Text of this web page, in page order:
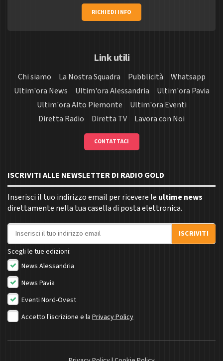
RICHIEDI INFO
Link utili
Chi siamo La Nostra Squadra Pubblicità
Whatsapp
Ultim'ora News
Ultim'ora Alessandria
Ultim'ora Pavia
Ultim'ora Alto Piemonte
Ultim'ora Eventi
Diretta Radio
Diretta TV Lavora con Noi
CONTATTACI
ISCRIVITI ALLE NEWSLETTER DI RADIO GOLD
Inserisci il tuo indirizzo email per ricevere le ultime news
direttamente nella tua casella di posta elettronica.
Indirizzo email
ISCRIVITI
Scegli le tue edizioni:
News Alessandria
News Pavia
Eventi Nord-Ovest
Accetto l'iscrizione e la Privacy Policy